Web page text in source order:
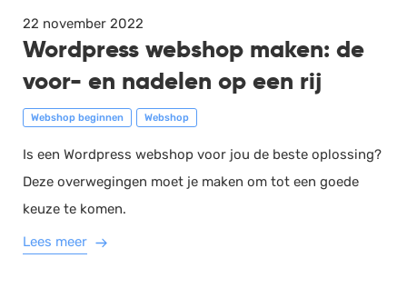
22 november 2022
Wordpress webshop maken: de
voor- en nadelen op een rij
Webshop beginnen Webshop
Is een Wordpress webshop voor jou de beste oplossing?
Deze overwegingen moet je maken om tot een goede
keuze te komen.
Lees meer